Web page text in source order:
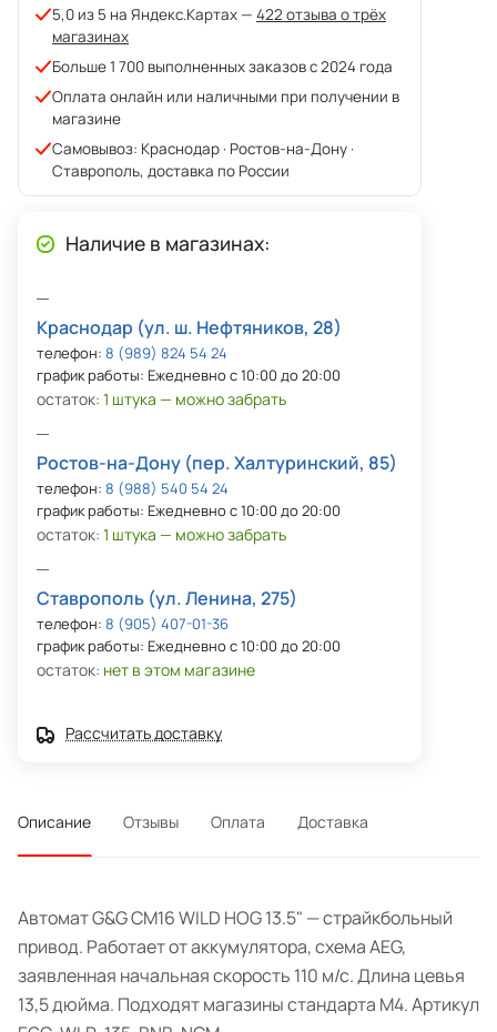
5,0 из 5 на Яндекс.Картах — 422 отзыва о трёх
магазинах
Больше 1 700 выполненных заказов с 2024 года
Оплата онлайн или наличными при получении в
магазине
Самовывоз: Краснодар · Ростов-на-Дону ·
Ставрополь, доставка по России
Наличие в магазинах:
Краснодар (ул. ш. Нефтяников, 28)
телефон: 8 (989) 824 54 24
график работы: Ежедневно с 10:00 до 20:00
остаток: 1 штука — можно забрать
Ростов-на-Дону (пер. Халтуринский, 85)
телефон: 8 (988) 540 54 24
график работы: Ежедневно с 10:00 до 20:00
остаток: 1 штука — можно забрать
Ставрополь (ул. Ленина, 275)
телефон: 8 (905) 407-01-36
график работы: Ежедневно с 10:00 до 20:00
остаток: нет в этом магазине
Рассчитать доставку
Описание Отзывы Оплата Доставка
Автомат G&G CM16 WILD HOG 13.5" — страйкбольный
привод. Работает от аккумулятора, схема AEG,
заявленная начальная скорость 110 м/с. Длина цевья
13,5 дюйма. Подходят магазины стандарта M4. Артикул